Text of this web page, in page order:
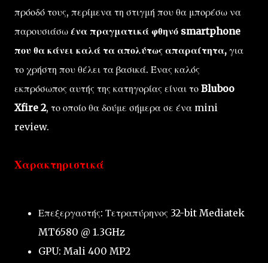
πρόοδό τους, περίμενα τη στιγμή που θα μπορέσω να
παρουσιάσω ένα πραγματικά φθηνό smartphone
που θα κάνει καλά τα απολύτως απαραίτητα, για
το χρήστη που θέλει τα βασικά. Ένας καλός
εκπρόσωπος αυτής της κατηγορίας είναι το Bluboo
Xfire 2, το οποίο θα δούμε σήμερα σε ένα mini
review.
Χαρακτηριστικά
Επεξεργαστής: Τετραπύρηνος 32-bit Mediatek
MT6580 @ 1.3GHz
GPU: Mali 400 MP2